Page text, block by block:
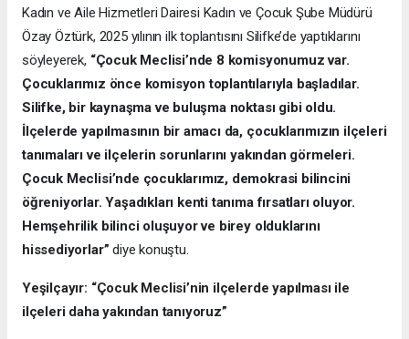
Kadın ve Aile Hizmetleri Dairesi Kadın ve Çocuk Şube Müdürü
Özay Öztürk, 2025 yılının ilk toplantısını Silifke’de yaptıklarını
söyleyerek, “Çocuk Meclisi’nde 8 komisyonumuz var.
Çocuklarımız önce komisyon toplantılarıyla başladılar.
Silifke, bir kaynaşma ve buluşma noktası gibi oldu.
İlçelerde yapılmasının bir amacı da, çocuklarımızın ilçeleri
tanımaları ve ilçelerin sorunlarını yakından görmeleri.
Çocuk Meclisi’nde çocuklarımız, demokrasi bilincini
öğreniyorlar. Yaşadıkları kenti tanıma fırsatları oluyor.
Hemşehrilik bilinci oluşuyor ve birey olduklarını
hissediyorlar”diye konuştu.
Yeşilçayır: “Çocuk Meclisi’nin ilçelerde yapılması ile
ilçeleri daha yakından tanıyoruz”